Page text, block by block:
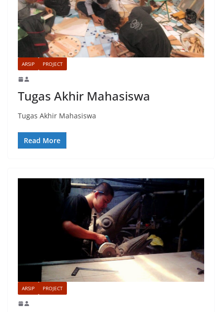
ARSIP PROJECT
Tugas Akhir Mahasiswa
Tugas Akhir Mahasiswa
Read More
ARSIP PROJECT